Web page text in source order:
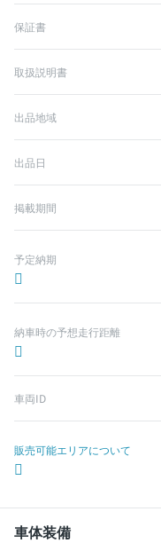
保証書
取扱説明書
出品地域
出品日
掲載期間
予定納期
納車時の予想走行距離
車両ID
販売可能エリアについて
車体装備